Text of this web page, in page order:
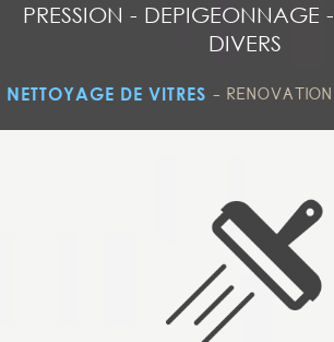
PRESSION - DEPIGEONNAGE -
DIVERS
NETTOYAGE DE VITRES - RENOVATION